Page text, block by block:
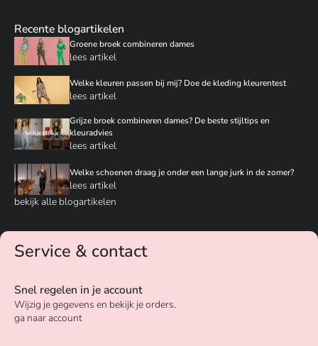
Recente blogartikelen
Groene broek combineren dames
lees artikel
Welke kleuren passen bij mij? Doe de kleding kleurentest
lees artikel
Grijze broek combineren dames? De beste stijltips en
kleuradvies
lees artikel
Welke schoenen draag je onder een lange jurk in de zomer?
lees artikel
bekijk alle blogartikelen
Service & contact
Snel regelen in je account
Wijzig je gegevens en bekijk je orders.
ga naar account